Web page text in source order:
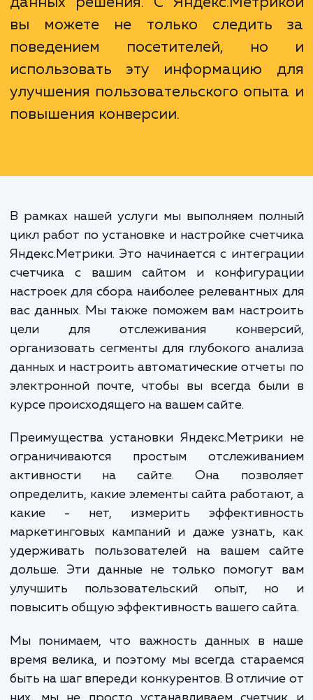
сайт - это не просто установка
Это шаг к тому, чтобы сделать
сайт ориентированным на данные,
информированные, основанные
использовать эту информацию
улучшения пользовательского
повышения конверсии.
В рамках нашей услуги мы выполняем
цикл работ по установке и настройке
Яндекс.Метрики. Это начинается с
счетчика с вашим сайтом и
настроек для сбора наиболее релевантных
вас данных. Мы также поможем вам
цели для отслеживания
организовать сегменты для глубокого
данных и настроить автоматические
электронной почте, чтобы вы всегда
курсе происходящего на вашем сайте.
Преимущества установки
ограничиваются простым
активности на сайте. Она
определить, какие элементы сайта